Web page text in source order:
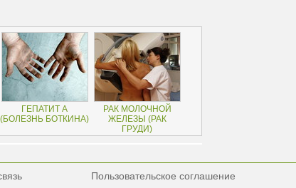
ГЕПАТИТ А
(БОЛЕЗНЬ БОТКИНА)
РАК МОЛОЧНОЙ
ЖЕЛЕЗЫ (РАК
ГРУДИ)
Пользовательское соглашение